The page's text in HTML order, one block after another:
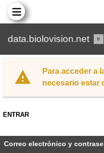
data.biolovision.net fr
Para acceder a
necesario estar
ENTRAR
Correo electrónico y